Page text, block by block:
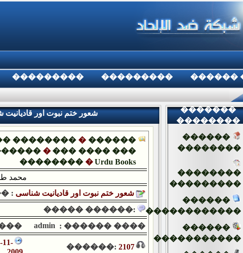
��������� ���������
������
��� ������ :شعور ختم نبوت اور
��������� ������
� ��� ���� ���
��������� Urdu Books
محمد
:
شعور ختم نبوت اور قادیانیت شناسی
����� ������:
���� ������ :
admin
(
11-
������: 2107
�������
��������
������
��������
��������
���������
������
������������
������
�����������